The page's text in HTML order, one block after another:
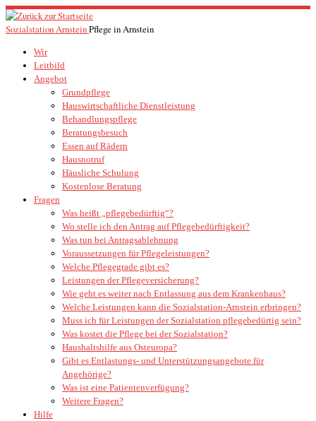
Zum
Inhalt
Sozialstation ArnsteinPflege in Arnstein
Wir
Leitbild
Angebot
Grundpflege
Hauswirtschaftliche Dienstleistung
Behandlungspflege
Beratungsbesuch
Essen auf Rädern
Hausnotruf
Häusliche Schulung
Kostenlose Beratung
Fragen
Was heißt „pflegebedürftig“?
Wo stelle ich den Antrag auf Pflegebedürftigkeit?
Was tun bei Antragsablehnung
Voraussetzungen für Pflegeleistungen?
Welche Pflegegrade gibt es?
Leistungen der Pflegeversicherung?
Wie geht es weiter nach Entlassung aus dem Krankenhaus?
Welche Leistungen kann die Sozialstation-Arnstein erbringen?
Muss ich für Leistungen der Sozialstation pflegebedürtig sein?
Was kostet die Pflege bei der Sozialstation?
Haushaltshilfe aus Osteuropa?
Gibt es Entlastungs- und Unterstützungsangebote für
Angehörige?
Was ist eine Patientenverfügung?
Weitere Fragen?
Hilfe